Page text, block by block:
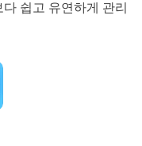
쉽고 유연하게 관리